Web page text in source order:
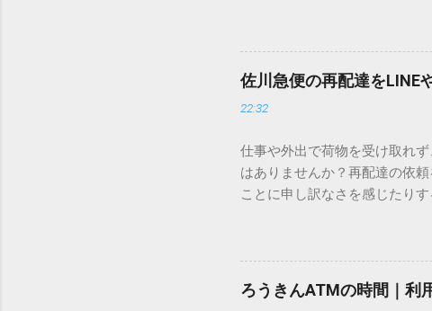
この方法をマスターすれば、
が出てこないのか？ そもそも
認識する仕組みにあります。
準」「第2水準」といった形で
「Unicode（ユニコード）」
所」のような番号が割り振ら
び出すことができるのです。
角」にする（※重要）。 **「
力した数字が、一瞬で対応す
佐川急便の再配達をLINE
22:32
仕事や外出で荷物を受け取れ
はありませんか？再配達の依
ことに申し訳なさを感じたり
なります。この記事では、忙
す。 佐川急便の再配達が劇的
会員サービス「スマートクラ
ろうきんATMの時間｜利